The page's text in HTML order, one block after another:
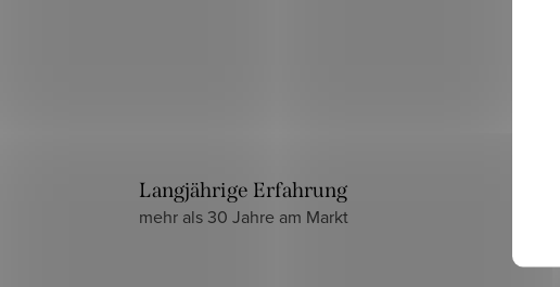
Langjährige Erfahrung
mehr als 30 Jahre am Markt